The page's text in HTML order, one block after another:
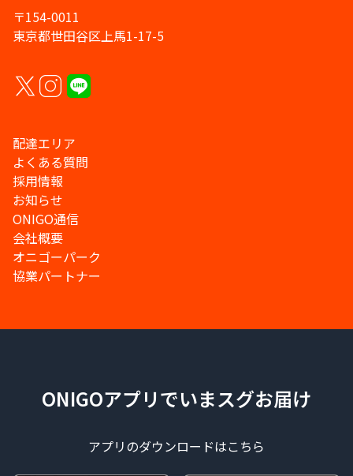
〒154-0011
東京都世田谷区上馬1-17-5
配達エリア
よくある質問
採用情報
お知らせ
ONIGO通信
会社概要
オニゴーパーク
協業パートナー
ONIGOアプリでいまスグお届け
アプリのダウンロードはこちら